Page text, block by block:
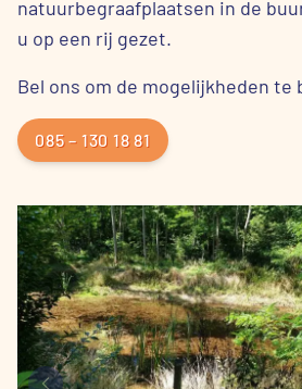
natuurbegraafplaatsen in de
u op een rij gezet.
Bel ons om de mogelijkheden te
085 – 130 18 81